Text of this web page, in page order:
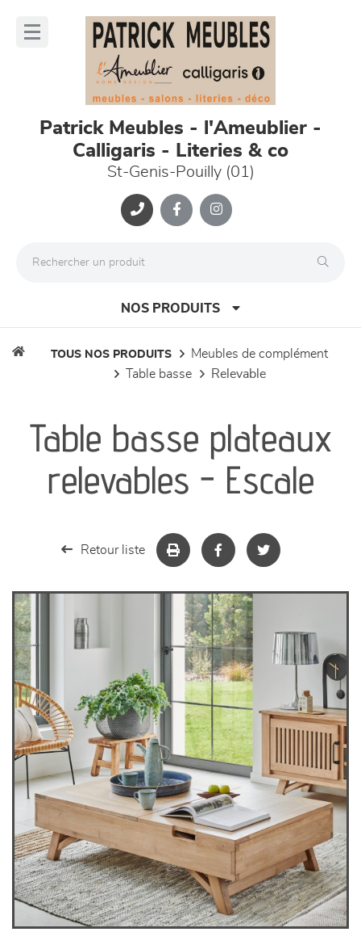
Patrick Meubles - l'Ameublier -
Calligaris - Literies & co
St-Genis-Pouilly (01)
NOS PRODUITS
séjours
meubles de complément
décoration
TOUS NOS PRODUITS
meubles de complément
table basse
relevable
Table basse plateaux
relevables - Escale
Retour liste